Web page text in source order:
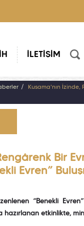
İLETİŞİM
Kusama'nın İzinde,
Bir
Evren”
“Benekli
etkinlikte,